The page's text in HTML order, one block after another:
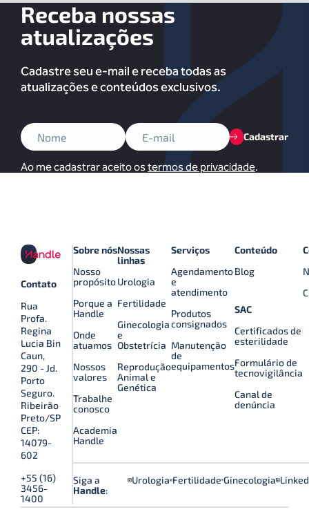
Receba nossas
atualizações
Cadastre seu e-mail e receba todas as
atualizações e conteúdos exclusivos.
Cadastrar
Ao me cadastrar aceito ostermos de privacidade.
Contato
Rua
Profa.
Regina
Lucia Bin
Caun,
290 - Jd.
Porto
Seguro.
Ribeirão
Preto/SP
CEP:
14079-
602
+55 (16)
3456-
1400
Sobre nós
Nosso
propósito
Porque a
Handle
Onde
atuamos
Nossos
valores
Trabalhe
conosco
Academia
Handle
Nossas
linhas
Urologia
Fertilidade
Ginecologia
e
Obstetrícia
Reprodução
Animal e
Genética
Serviços
Agendamento
e
atendimento
Produtos
consignados
Manutenção
de
equipamentos
Conteúdo
Blog
SAC
Certificados de
esterilidade
Formulário de
tecnovigilância
Canal de
denúncia
Siga a
Handle:
Urologia Fertilidade Ginecologia